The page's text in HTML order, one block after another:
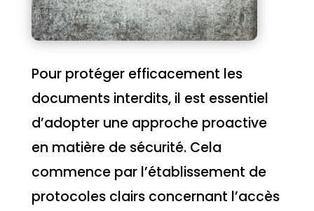
Pour protéger efficacement les
documents interdits, il est essentiel
d’adopter une approche proactive
en matière de sécurité. Cela
commence par l’établissement de
protocoles clairs concernant l’accès